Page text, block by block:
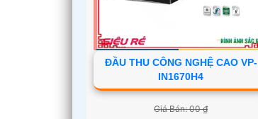
ĐẦU THU CÔNG NGHỆ CAO VP-
IN1670H4
Giá Bán: 00 ₫